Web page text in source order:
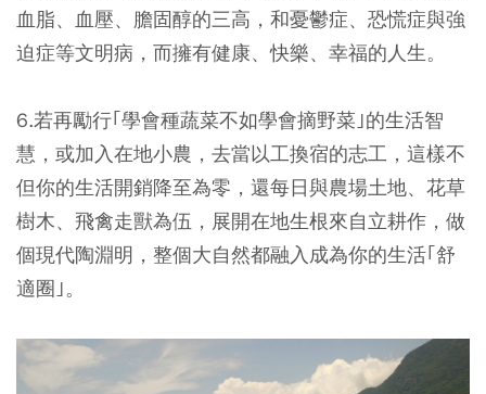
血脂、血壓、膽固醇的三高，和憂鬱症、恐慌症與強
迫症等文明病，而擁有健康、快樂、幸福的人生。
6.若再勵行｢學會種蔬菜不如學會摘野菜｣的生活智
慧，或加入在地小農，去當以工換宿的志工，這樣不
但你的生活開銷降至為零，還每日與農場土地、花草
樹木、飛禽走獸為伍，展開在地生根來自立耕作，做
個現代陶淵明，整個大自然都融入成為你的生活｢舒
適圈｣。